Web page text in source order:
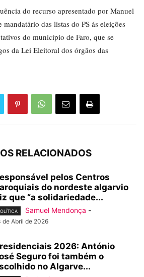
do recurso apresentado por Manuel
das listas do PS ás eleições
do município de Faro, que se
da Lei Eleitoral dos órgãos das
RELACIONADOS
pelos Centros
do nordeste algarvio
que “a solidariedade...
Samuel Mendonça -
de Abril de 2026
2026: António
Seguro foi também o
no Algarve...